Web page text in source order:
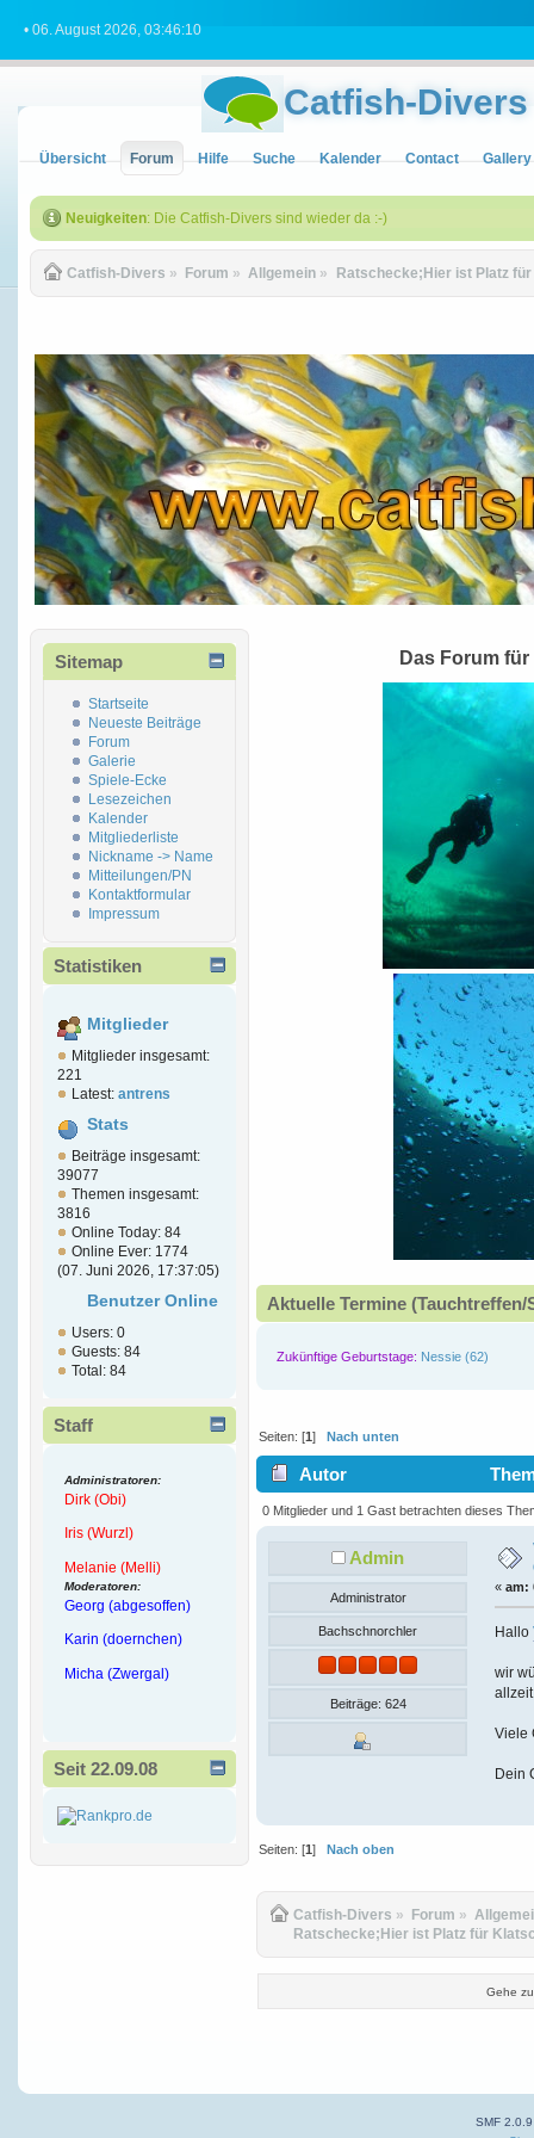
• 06. August 2026, 03:46:10
Catfish-Divers
Übersicht Forum Hilfe Suche Kalender Contact Gallery
Neuigkeiten: Die Catfish-Divers sind wieder da :-)
Catfish-Divers » Forum » Allgemein » Ratschecke;Hier ist Platz
Sitemap
Startseite
Neueste Beiträge
Forum
Galerie
Spiele-Ecke
Lesezeichen
Kalender
Mitgliederliste
Nickname -> Name
Mitteilungen/PN
Kontaktformular
Impressum
Statistiken
Mitglieder
Mitglieder insgesamt:
221
Latest: antrens
Stats
Beiträge insgesamt:
39077
Themen insgesamt:
3816
Online Today: 84
Online Ever: 1774
(07. Juni 2026, 17:37:05)
Benutzer Online
Users: 0
Guests: 84
Total: 84
Staff
Administratoren:
Dirk (Obi)
Iris (Wurzl)
Melanie (Melli)
Moderatoren:
Georg (abgesoffen)
Karin (doernchen)
Micha (Zwergal)
Seit 22.09.08
Das Forum
Aktuelle Termine
Zukünftige Geburtstage: Nessie (62)
Seiten: [1]Nach unten
Autor
(Gelesen 6098 mal)
0 Mitglieder und 1 Gast betrachten dieses
Admin
Administrator
Bachschnorchler
Beiträge: 624
« am:
Hallo
wir
Viele
Dein
Seiten: [1] Nach oben
Catfish-Divers » Forum »
Ratschecke;Hier ist Platz für
Gehe
SMF 2.0.9